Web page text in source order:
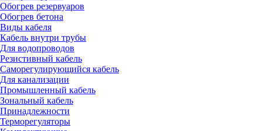
Обогрев резервуаров
Обогрев бетона
Виды кабеля
Кабель внутри трубы
Для водопроводов
Резистивный кабель
Саморегулирующийся кабель
Для канализации
Промышленный кабель
Зональный кабель
Принадлежности
Терморегуляторы